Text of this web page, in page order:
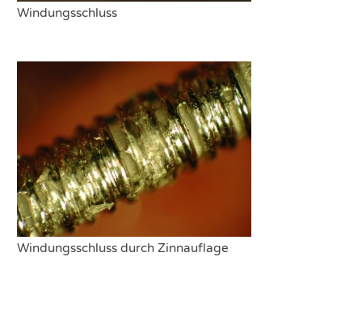
Windungsschluss
Windungsschluss durch Zinnauflage